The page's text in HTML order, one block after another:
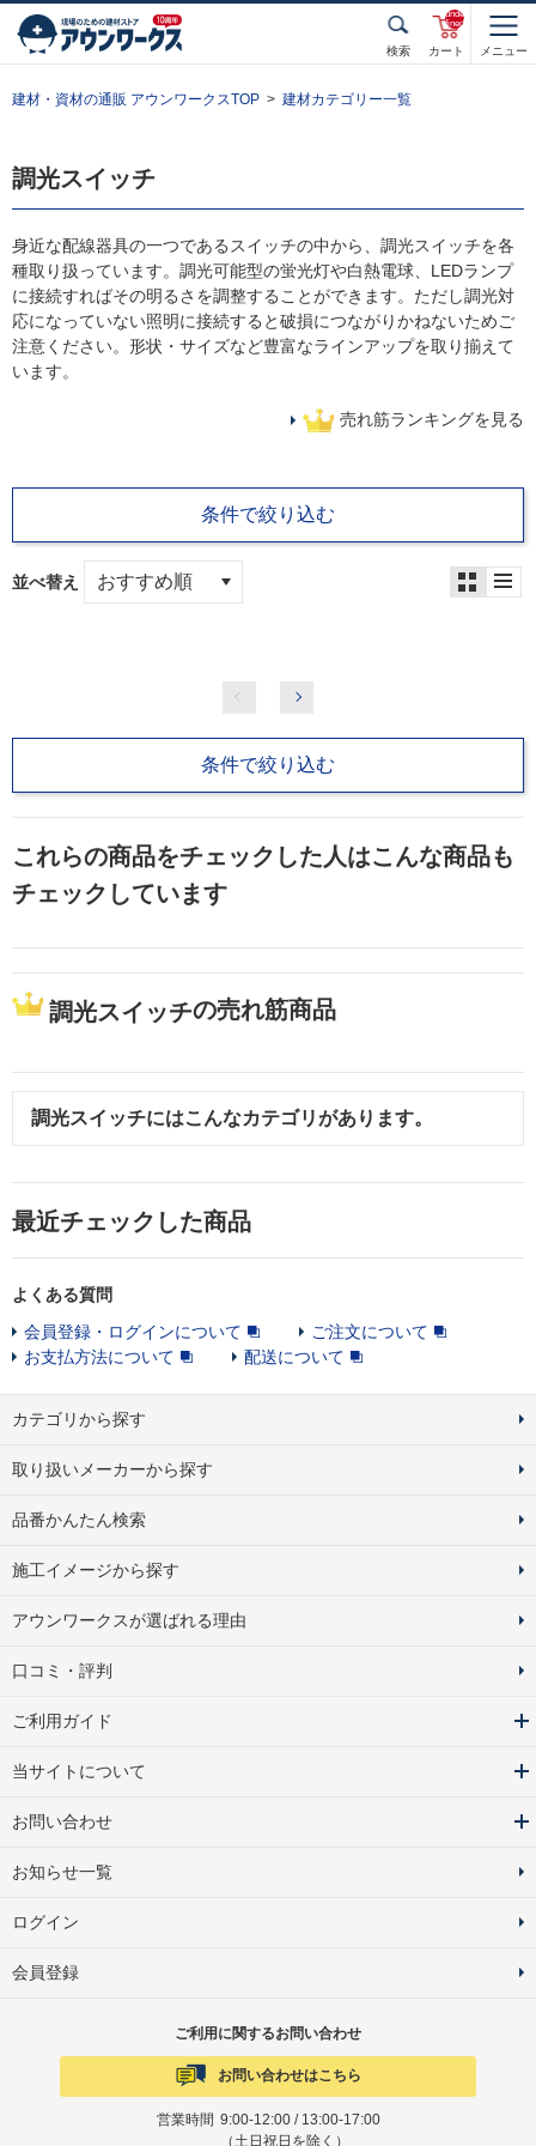
検索 カート
unde
fined
メニュー
建材・資材の通販 アウンワークスTOP 建材カテゴリー一覧
調光スイッチ
身近な配線器具の一つであるスイッチの中から、調光スイッチを各
種取り扱っています。調光可能型の蛍光灯や白熱電球、LEDランプ
に接続すればその明るさを調整することができます。ただし調光対
応になっていない照明に接続すると破損につながりかねないためご
注意ください。形状・サイズなど豊富なラインアップを取り揃えて
います。
売れ筋ランキングを見る
条件で絞り込む
並べ替え
条件で絞り込む
これらの商品をチェックした人はこんな商品も
チェックしています
調光スイッチの売れ筋商品
調光スイッチにはこんなカテゴリがあります。
最近チェックした商品
よくある質問
会員登録・ログインについて
ご注文について
お支払方法について
配送について
カテゴリから探す
取り扱いメーカーから探す
品番かんたん検索
施工イメージから探す
アウンワークスが選ばれる理由
口コミ・評判
ご利用ガイド
当サイトについて
お問い合わせ
お知らせ一覧
ログイン
会員登録
ご利用に関するお問い合わせ
お問い合わせはこちら
営業時間 9:00-12:00 / 13:00-17:00
（土日祝日を除く）